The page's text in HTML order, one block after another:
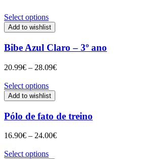
Select options
Add to wishlist
Bibe Azul Claro – 3º ano
20.99€ – 28.09€Price
Select options
Add to wishlist
Pólo de fato de treino
16.90€ – 24.00€Price
Select options